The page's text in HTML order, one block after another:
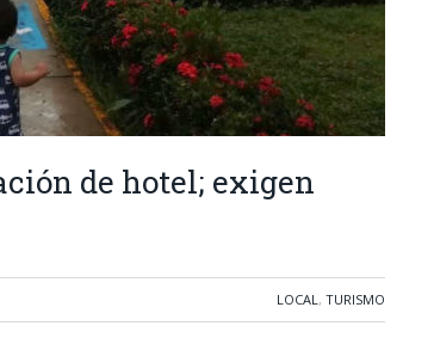
de hotel; exigen
LOCAL, TURISMO